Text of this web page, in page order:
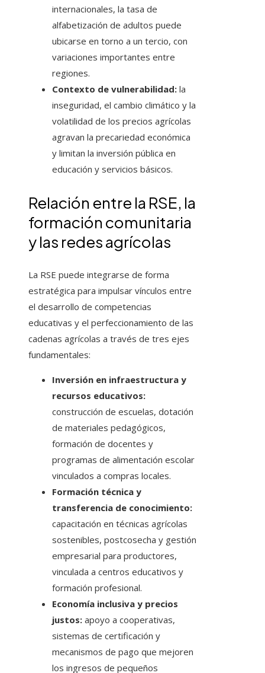
internacionales, la tasa de
alfabetización de adultos puede
ubicarse en torno a un tercio, con
variaciones importantes entre
regiones.
Contexto de vulnerabilidad: la
inseguridad, el cambio climático y la
volatilidad de los precios agrícolas
agravan la precariedad económica
y limitan la inversión pública en
educación y servicios básicos.
Relación entre la RSE, la
formación comunitaria
y las redes agrícolas
La RSE puede integrarse de forma
estratégica para impulsar vínculos entre
el desarrollo de competencias
educativas y el perfeccionamiento de las
cadenas agrícolas a través de tres ejes
fundamentales:
Inversión en infraestructura y
recursos educativos:
construcción de escuelas, dotación
de materiales pedagógicos,
formación de docentes y
programas de alimentación escolar
vinculados a compras locales.
Formación técnica y
transferencia de conocimiento:
capacitación en técnicas agrícolas
sostenibles, postcosecha y gestión
empresarial para productores,
vinculada a centros educativos y
formación profesional.
Economía inclusiva y precios
justos: apoyo a cooperativas,
sistemas de certificación y
mecanismos de pago que mejoren
los ingresos de pequeños